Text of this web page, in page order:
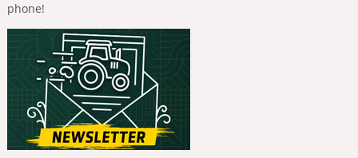
phone!